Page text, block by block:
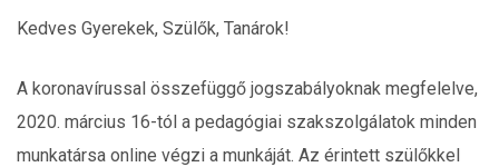
Kedves Gyerekek, Szülők, Tanárok!
A koronavírussal összefüggő jogszabályoknak megfelelve,
2020. március 16-tól a pedagógiai szakszolgálatok minden
munkatársa online végzi a munkáját. Az érintett szülőkkel